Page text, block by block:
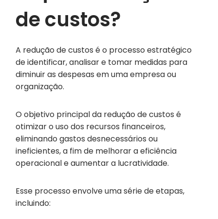
de custos?
A redução de custos é o processo estratégico
de identificar, analisar e tomar medidas para
diminuir as despesas em uma empresa ou
organização.
O objetivo principal da redução de custos é
otimizar o uso dos recursos financeiros,
eliminando gastos desnecessários ou
ineficientes, a fim de melhorar a eficiência
operacional e aumentar a lucratividade.
Esse processo envolve uma série de etapas,
incluindo: